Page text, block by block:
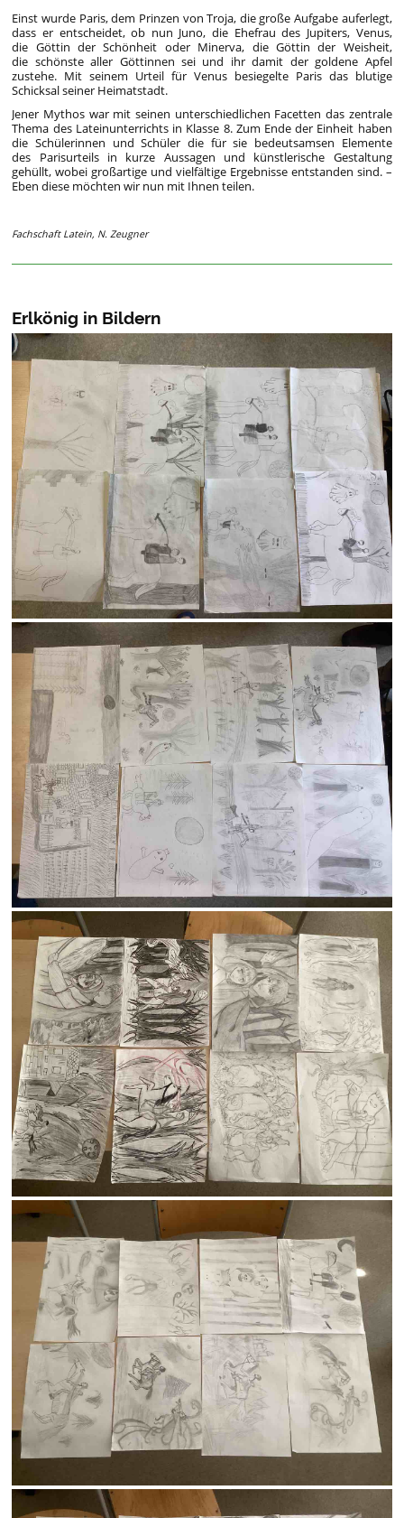
Einst wurde Paris, dem Prinzen von Troja, die große Aufgabe auferlegt,
dass er entscheidet, ob nun Juno, die Ehefrau des Jupiters, Venus,
die Göttin der Schönheit oder Minerva, die Göttin der Weisheit,
die schönste aller Göttinnen sei und ihr damit der goldene Apfel
zustehe. Mit seinem Urteil für Venus besiegelte Paris das blutige
Schicksal seiner Heimatstadt.
Jener Mythos war mit seinen unterschiedlichen Facetten das zentrale
Thema des Lateinunterrichts in Klasse 8. Zum Ende der Einheit haben
die Schülerinnen und Schüler die für sie bedeutsamsen Elemente
des Parisurteils in kurze Aussagen und künstlerische Gestaltung
gehüllt, wobei großartige und vielfältige Ergebnisse entstanden sind. –
Eben diese möchten wir nun mit Ihnen teilen.
Fachschaft Latein, N. Zeugner
Erlkönig in Bildern